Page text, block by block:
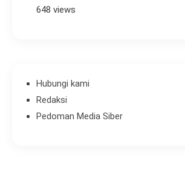
648 views
Hubungi kami
Redaksi
Pedoman Media Siber